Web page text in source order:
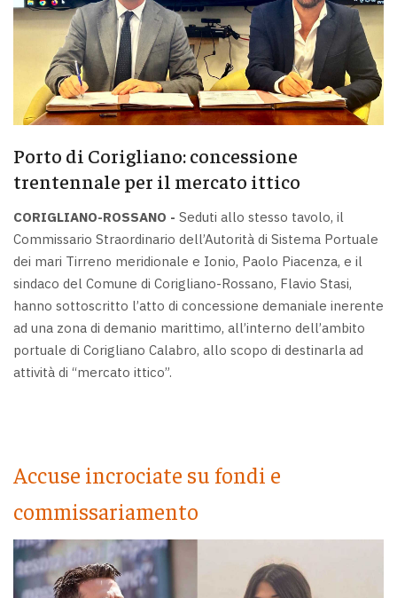
Porto di Corigliano: concessione
trentennale per il mercato ittico
CORIGLIANO-ROSSANO - Seduti allo stesso tavolo, il
Commissario Straordinario dell’Autorità di Sistema Portuale
dei mari Tirreno meridionale e Ionio, Paolo Piacenza, e il
sindaco del Comune di Corigliano-Rossano, Flavio Stasi,
hanno sottoscritto l’atto di concessione demaniale inerente
ad una zona di demanio marittimo, all’interno dell’ambito
portuale di Corigliano Calabro, allo scopo di destinarla ad
attività di “mercato ittico”.
Accuse incrociate su fondi e
commissariamento